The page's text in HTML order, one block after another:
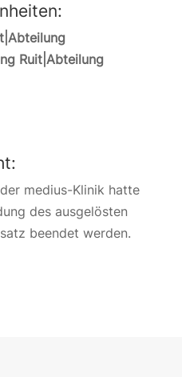
Ruit|Abteilung
medius-Klinik hatte
des ausgelösten
beendet werden.